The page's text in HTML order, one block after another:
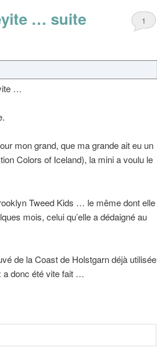
… suite 1
…
mon grand, que ma grande ait eu un
Colors of Iceland), la mini a voulu le
Tweed Kids … le même dont elle
mois, celui qu’elle a dédaigné au
de la Coast de Holstgarn déjà utilisée
a donc été vite fait …